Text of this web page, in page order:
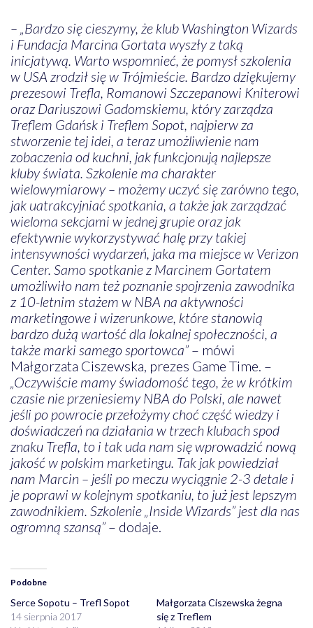
– „Bardzo się cieszymy, że klub Washington Wizards
i Fundacja Marcina Gortata wyszły z taką
inicjatywą. Warto wspomnieć, że pomysł szkolenia
w USA zrodził się w Trójmieście. Bardzo dziękujemy
prezesowi Trefla, Romanowi Szczepanowi Kniterowi
oraz Dariuszowi Gadomskiemu, który zarządza
Treflem Gdańsk i Treflem Sopot, najpierw za
stworzenie tej idei, a teraz umożliwienie nam
zobaczenia od kuchni, jak funkcjonują najlepsze
kluby świata. Szkolenie ma charakter
wielowymiarowy – możemy uczyć się zarówno tego,
jak uatrakcyjniać spotkania, a także jak zarządzać
wieloma sekcjami w jednej grupie oraz jak
efektywnie wykorzystywać halę przy takiej
intensywności wydarzeń, jaka ma miejsce w Verizon
Center. Samo spotkanie z Marcinem Gortatem
umożliwiło nam też poznanie spojrzenia zawodnika
z 10-letnim stażem w NBA na aktywności
marketingowe i wizerunkowe, które stanowią
bardzo dużą wartość dla lokalnej społeczności, a
także marki samego sportowca”– mówi
Małgorzata Ciszewska, prezes Game Time. –
„Oczywiście mamy świadomość tego, że w krótkim
czasie nie przeniesiemy NBA do Polski, ale nawet
jeśli po powrocie przełożymy choć część wiedzy i
doświadczeń na działania w trzech klubach spod
znaku Trefla, to i tak uda nam się wprowadzić nową
jakość w polskim marketingu. Tak jak powiedział
nam Marcin – jeśli po meczu wyciągnie 2-3 detale i
je poprawi w kolejnym spotkaniu, to już jest lepszym
zawodnikiem. Szkolenie „Inside Wizards” jest dla nas
ogromną szansą”– dodaje.
Podobne
Serce Sopotu – Trefl Sopot
14 sierpnia 2017
Małgorzata Ciszewska żegna
się z Treflem